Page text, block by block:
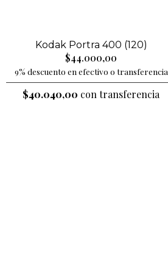
Kodak Portra 400 (120)
$44.000,00
9% descuento en efectivo o transferencia
$40.040,00 con transferencia